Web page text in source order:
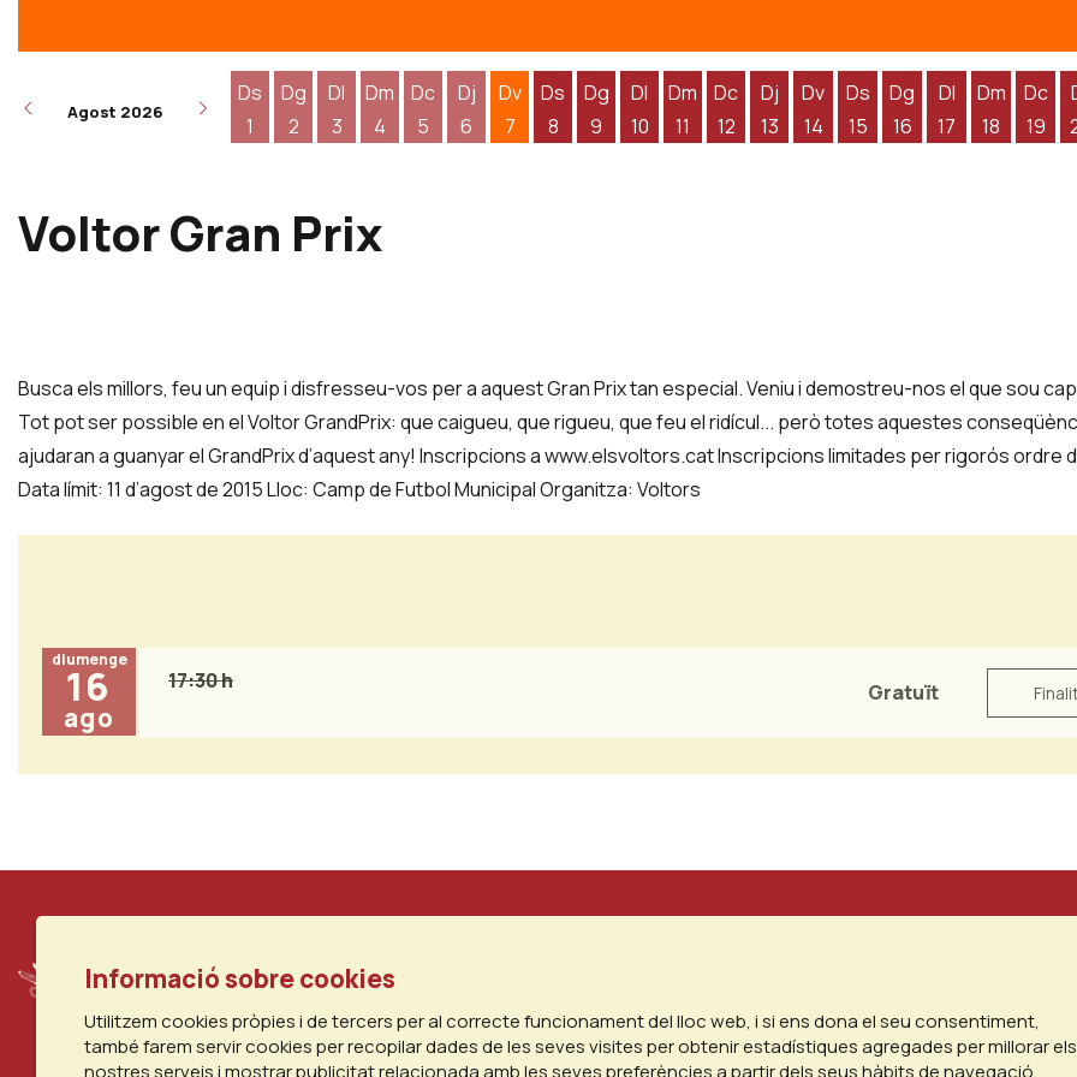
Agost 2026
Ds
1
Dg
2
Dl
3
Dm
4
Dc
5
Dj
6
Dv
7
Ds
8
Dg
9
Dl
10
Dm
11
Dc
12
Dj
13
Dv
14
Ds
15
Dg
16
Dl
17
Dm
18
Dc
19
Voltor Gran Prix
Busca els millors, feu un equip i disfresseu-vos per a aquest Gran Prix tan especial. Veniu i demostreu-nos el que sou
Tot pot ser possible en el Voltor GrandPrix: que caigueu, que rigueu, que feu el ridícul... però totes aquestes
ajudaran a guanyar el GrandPrix d’aquest any! Inscripcions a www.elsvoltors.cat Inscripcions limitades per rigorós ordre
Data límit: 11 d’agost de 2015 Lloc: Camp de Futbol Municipal Organitza: Voltors
diumenge
16
ago
17:30 h Gratuït
Informació sobre cookies
Utilitzem cookies pròpies i de tercers per al correcte funcionament del lloc web, i si ens dona el seu consentiment,
també farem servir cookies per recopilar dades de les seves visites per obtenir estadístiques agregades per millorar els
nostres serveis i mostrar publicitat relacionada amb les seves preferències a partir dels seus hàbits de navegació.